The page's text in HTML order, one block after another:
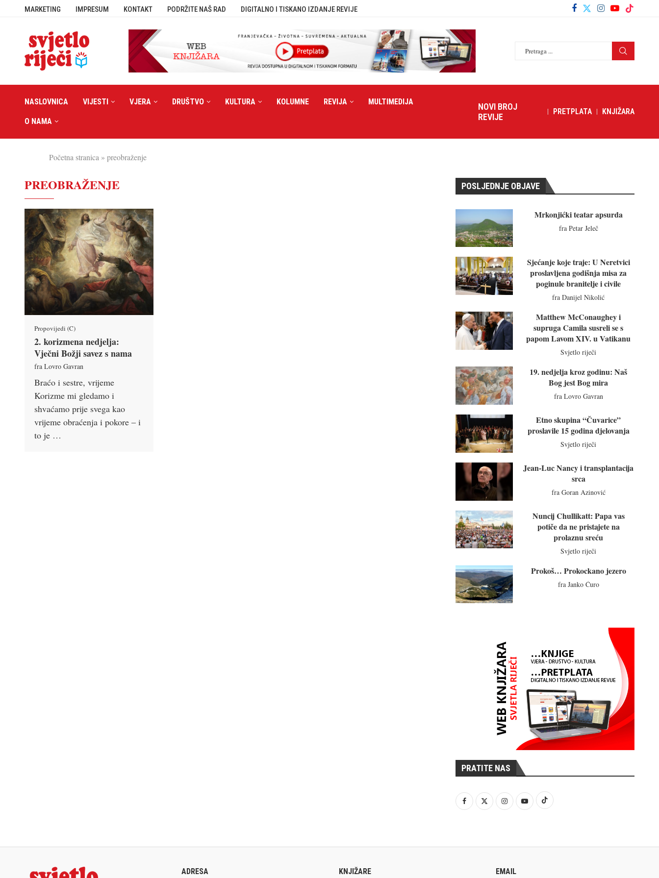
MARKETING IMPRESUM KONTAKT PODRŽITE NAŠ RAD DIGITALNO I TISKANO IZDANJE REVIJE
NASLOVNICA VIJESTI VJERA DRUŠTVO KULTURA KOLUMNE REVIJA MULTIMEDIJA
O NAMA
NOVI BROJ
REVIJE
PRETPLATA KNJIŽARA
Početna stranica » preobraženje
PREOBRAŽENJE
Propovijedi (C)
2. korizmena nedjelja:
Vječni Božji savez s nama
fra Lovro Gavran
Braćo i sestre, vrijeme
Korizme mi gledamo i
shvaćamo prije svega kao
vrijeme obraćenja i pokore – i
to je …
POSLJEDNJE OBJAVE
Mrkonjićki teatar apsurda
fra Petar Jeleč
Sjećanje koje traje: U Neretvici
proslavljena godišnja misa za
poginule branitelje i civile
fra Danijel Nikolić
Matthew McConaughey i
supruga Camila susreli se s
papom Lavom XIV. u Vatikanu
Svjetlo riječi
19. nedjelja kroz godinu: Naš
Bog jest Bog mira
fra Lovro Gavran
Etno skupina “Čuvarice”
proslavile 15 godina djelovanja
Svjetlo riječi
Jean-Luc Nancy i transplantacija
srca
fra Goran Azinović
Nuncij Chullikatt: Papa vas
potiče da ne pristajete na
prolaznu sreću
Svjetlo riječi
Prokoš… Prokockano jezero
fra Janko Ćuro
PRATITE NAS
ADRESA KNJIŽARE EMAIL